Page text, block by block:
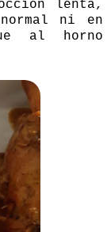
lenta,
ni en
al horno